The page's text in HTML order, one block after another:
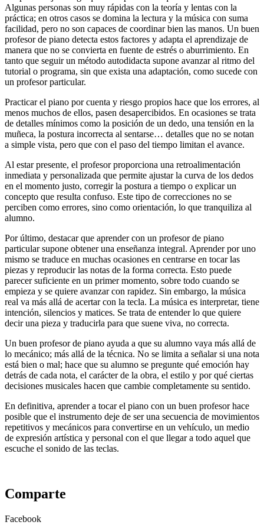
Algunas personas son muy rápidas con la teoría y lentas con la
práctica; en otros casos se domina la lectura y la música con suma
facilidad, pero no son capaces de coordinar bien las manos. Un buen
profesor de piano detecta estos factores y adapta el aprendizaje de
manera que no se convierta en fuente de estrés o aburrimiento. En
tanto que seguir un método autodidacta supone avanzar al ritmo del
tutorial o programa, sin que exista una adaptación, como sucede con
un profesor particular.
Practicar el piano por cuenta y riesgo propios hace que los errores, al
menos muchos de ellos, pasen desapercibidos. En ocasiones se trata
de detalles mínimos como la posición de un dedo, una tensión en la
muñeca, la postura incorrecta al sentarse… detalles que no se notan
a simple vista, pero que con el paso del tiempo limitan el avance.
Al estar presente, el profesor proporciona una retroalimentación
inmediata y personalizada que permite ajustar la curva de los dedos
en el momento justo, corregir la postura a tiempo o explicar un
concepto que resulta confuso. Este tipo de correcciones no se
perciben como errores, sino como orientación, lo que tranquiliza al
alumno.
Por último, destacar que aprender con un profesor de piano
particular supone obtener una enseñanza integral. Aprender por uno
mismo se traduce en muchas ocasiones en centrarse en tocar las
piezas y reproducir las notas de la forma correcta. Esto puede
parecer suficiente en un primer momento, sobre todo cuando se
empieza y se quiere avanzar con rapidez. Sin embargo, la música
real va más allá de acertar con la tecla. La música es interpretar, tiene
intención, silencios y matices. Se trata de entender lo que quiere
decir una pieza y traducirla para que suene viva, no correcta.
Un buen profesor de piano ayuda a que su alumno vaya más allá de
lo mecánico; más allá de la técnica. No se limita a señalar si una nota
está bien o mal; hace que su alumno se pregunte qué emoción hay
detrás de cada nota, el carácter de la obra, el estilo y por qué ciertas
decisiones musicales hacen que cambie completamente su sentido.
En definitiva, aprender a tocar el piano con un buen profesor hace
posible que el instrumento deje de ser una secuencia de movimientos
repetitivos y mecánicos para convertirse en un vehículo, un medio
de expresión artística y personal con el que llegar a todo aquel que
escuche el sonido de las teclas.
Comparte
Facebook